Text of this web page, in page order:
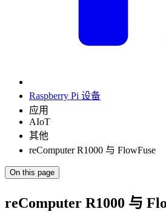
Raspberry Pi 设备
应用
AIoT
其他
reComputer R1000 与 FlowFuse
On this page
reComputer R1000 与